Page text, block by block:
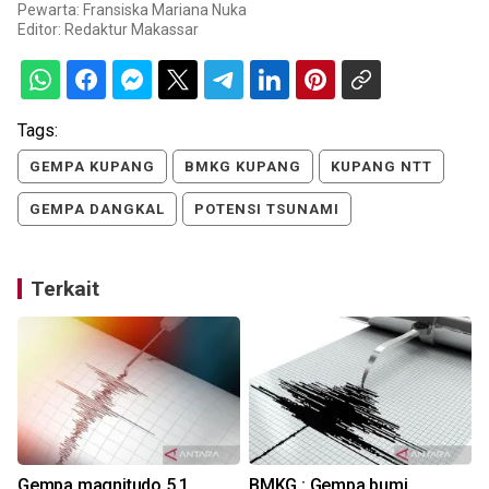
Pewarta: Fransiska Mariana Nuka
Editor: Redaktur Makassar
Tags:
GEMPA KUPANG BMKG KUPANG KUPANG NTT
GEMPA DANGKAL POTENSI TSUNAMI
Terkait